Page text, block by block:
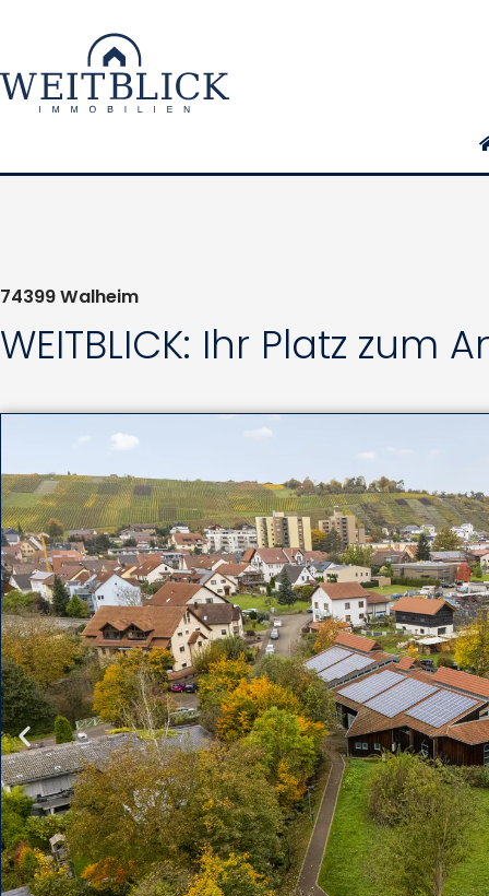
74399Walheim
WEITBLICK: Ihr Platz